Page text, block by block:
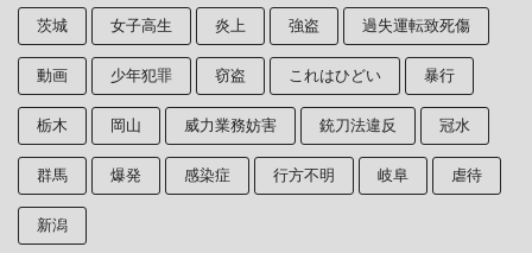
茨城 女子高生 炎上 強盗 過失運転致死傷
動画 少年犯罪 窃盗 これはひどい 暴行
栃木 岡山 威力業務妨害 銃刀法違反 冠水
群馬 爆発 感染症 行方不明 岐阜 虐待
新潟